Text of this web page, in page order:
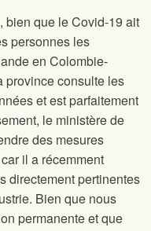
bien que le Covid-19 ait
personnes les
en Colombie-
province consulte les
et est parfaitement
le ministère de
des mesures
il a récemment
directement pertinentes
Bien que nous
permanente et que